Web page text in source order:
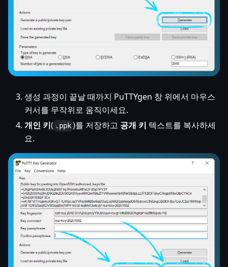
생성 과정이 끝날 때까지 PuTTYgen 창 위에서 마우스
커서를 무작위로 움직이세요.
개인 키( .ppk )를 저장하고 공개 키 텍스트를 복사하세
요.